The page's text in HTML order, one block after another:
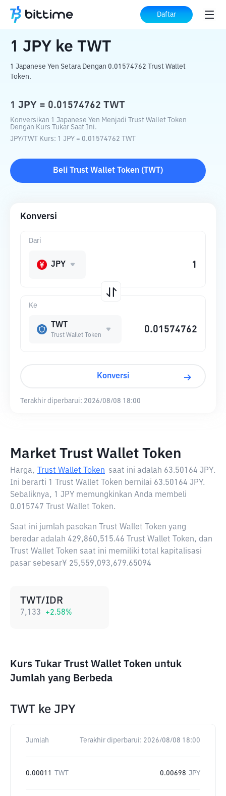
Daftar
Beranda Konverter Kripto ke TWT
1 JPY ke TWT
1 Japanese Yen Setara Dengan 0.01574762 Trust Wallet
Token.
1 JPY = 0.01574762 TWT
Konversikan 1 Japanese Yen Menjadi Trust Wallet Token
Dengan Kurs Tukar Saat Ini.
JPY/ TWT Kurs: 1 JPY = 0.01574762 TWT
Beli Trust Wallet Token ( TWT )
Konversi
Ke
TWT
Trust Wallet Token
Dari
JPY
Konversi
Terakhir diperbarui: 2026/08/08 18:00
Market Trust Wallet Token
Harga, Trust Wallet Token saat ini adalah 63.50164 JPY.
Ini berarti 1 Trust Wallet Token bernilai 63.50164 JPY.
Sebaliknya, 1 JPY memungkinkan Anda membeli
0.015747 Trust Wallet Token.
Saat ini jumlah pasokan Trust Wallet Token yang
beredar adalah 429,860,515.46 Trust Wallet Token, dan
Trust Wallet Token saat ini memiliki total kapitalisasi
pasar sebesar¥ 25,559,093,679.65094
TWT/IDR
7,133 +2.58%
Kurs Tukar Trust Wallet Token untuk
Jumlah yang Berbeda
TWT ke JPY
Jumlah Terakhir diperbarui: 2026/08/08 18:00
0.00011 TWT 0.00698 JPY